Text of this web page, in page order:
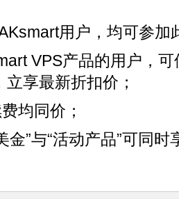
用户，均可参加
VPS产品的用户，
享最新折扣价；
均同价；
金”与“活动产品”可同时